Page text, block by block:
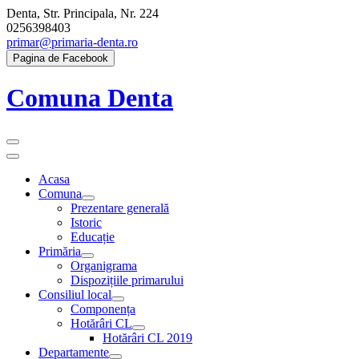
Skip
to
content
Denta, Str. Principala, Nr. 224
0256398403
primar@primaria-denta.ro
Pagina de Facebook
Comuna Denta
Acasa
Comuna
Show
Comuna
submenu
Hide
Comuna
submenu
Prezentare generală
Istoric
Educație
Primăria
Show
Primăria
submenu
Hide
Primăria
submenu
Organigrama
Dispozițiile primarului
Consiliul local
Show
Consiliul
local
submenu
Hide
Consiliul
local
submenu
Componența
Hotărâri CL
Show
Hotărâri
Hide
Hotărâri
Hotărâri CL 2019
Departamente